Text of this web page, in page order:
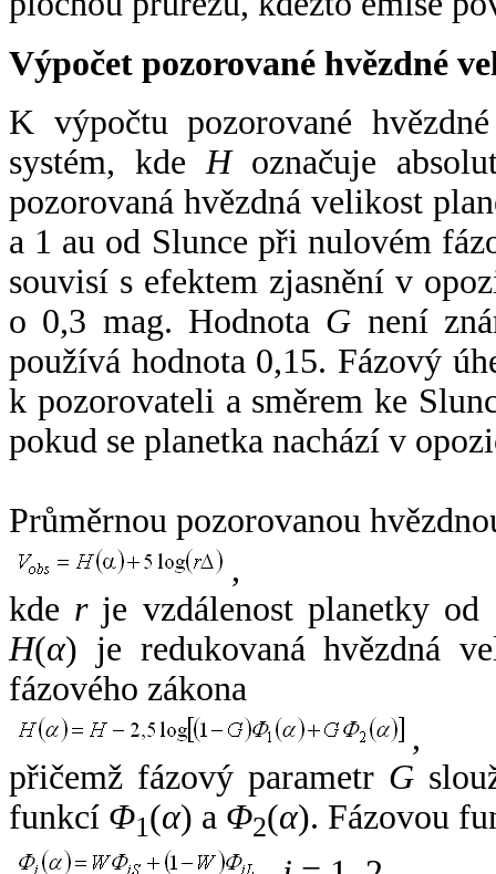
Výpočet pozorované hvězdné
K výpočtu pozorované
systém, kde Hoznačuje
pozorovaná hvězdná velikost
a 1 au od Slunce při nulovém
souvisí s efektem zjasnění v
o 0,3 mag. Hodnota G není
používá hodnota 0,15. Fázový
k pozorovateli a směrem ke
pokud se planetka nachází v
Průměrnou pozorovanou
,
kde rje vzdálenost planetky od
H(α) je redukovaná hvězdná
fázového zákona
,
přičemž fázový parametr G
funkcí Φ1(α) a Φ2(α). Fázovou